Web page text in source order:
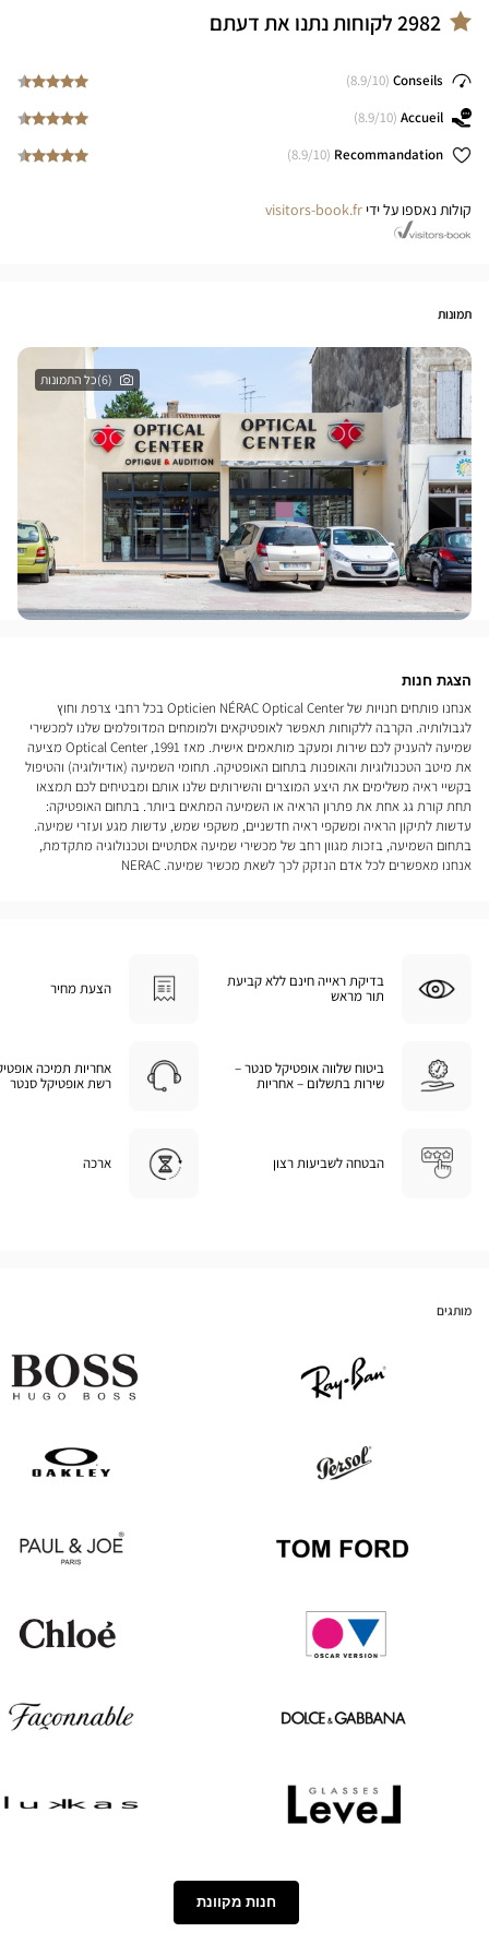
2982לקוחות נתנו את דעתם
Conseils
(
8.9/10)
Accueil
(
8.9/10)
Recommandation
(
8.9/10)
קולות נאספו על ידי visitors-book.fr
תמונות
(6)כל התמונות
הצגת חנות
אנחנו פותחים חנויות של Opticien NÉRAC Optical Center בכל רחבי צרפת וחוץ
לגבולותיה. הקרבה ללקוחות תאפשר לאופטיקאים ולמומחים המדופלמים שלנו למכשירי
שמיעה להעניק לכם שירות ומעקב מותאמים אישית. מאז 1991, Optical Center מציעה
את מיטב הטכנולוגיות והאופנות בתחום האופטיקה. תחומי השמיעה (אודיולוגיה) והטיפול
בקשיי ראיה משלימים את היצע המוצרים והשירותים שלנו אותם ומבטיחים לכם תמצאו
תחת קורת גג אחת את פתרון הראיה או השמיעה המתאים ביותר. בתחום האופטיקה:
עדשות לתיקון הראיה ומשקפי ראיה חדשניים, משקפי שמש, עדשות מגע ועזרי שמיעה.
בתחום השמיעה, בזכות מגוון רחב של מכשירי שמיעה אסתטיים וטכנולוגיה מתקדמת,
אנחנו מאפשרים לכל אדם הנזקק לכך לשאת מכשיר שמיעה. NERAC
בדיקת ראייה חינם ללא קביעת
תור מראש
הצעת מחיר
ביטוח שלווה אופטיקל סנטר –
שירות בתשלום – אחריות
אחריות תמיכה
רשת אופטיקל סנטר
הבטחה לשביעות רצון ארכה
מותגים
חנות מקוונת